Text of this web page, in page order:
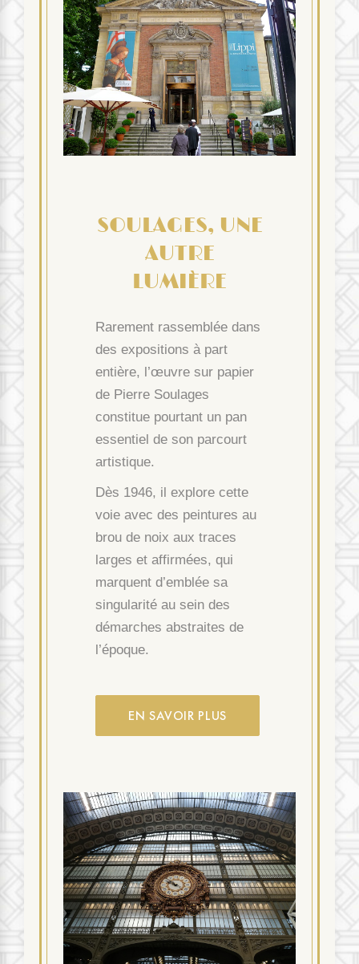
SOULAGES, UNE
AUTRE
LUMIÈRE
Rarement rassemblée dans
des expositions à part
entière, l’œuvre sur papier
de Pierre Soulages
constitue pourtant un pan
essentiel de son parcourt
artistique.
Dès 1946, il explore cette
voie avec des peintures au
brou de noix aux traces
larges et affirmées, qui
marquent d’emblée sa
singularité au sein des
démarches abstraites de
l’époque.
EN SAVOIR PLUS